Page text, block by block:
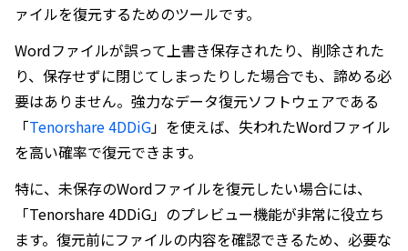
ァイルを復元するためのツールです。
Wordファイルが誤って上書き保存されたり、削除された
り、保存せずに閉じてしまったりした場合でも、諦める必
要はありません。強力なデータ復元ソフトウェアである
「Tenorshare 4DDiG」を使えば、失われたWordファイル
を高い確率で復元できます。
特に、未保存のWordファイルを復元したい場合には、
「Tenorshare 4DDiG」のプレビュー機能が非常に役立ち
ます。復元前にファイルの内容を確認できるため、必要な